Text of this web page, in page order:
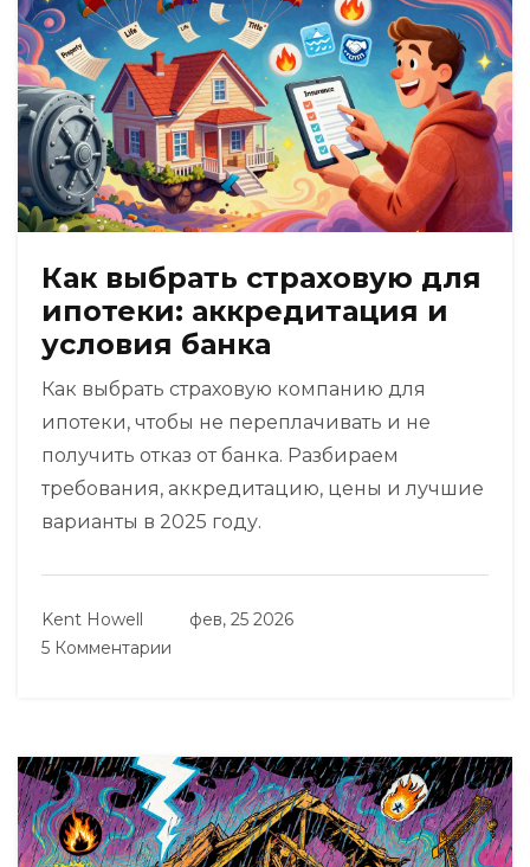
Как выбрать страховую для
ипотеки: аккредитация и
условия банка
Как выбрать страховую компанию для
ипотеки, чтобы не переплачивать и не
получить отказ от банка. Разбираем
требования, аккредитацию, цены и лучшие
варианты в 2025 году.
Kent Howell
фев, 25 2026
5 Комментарии